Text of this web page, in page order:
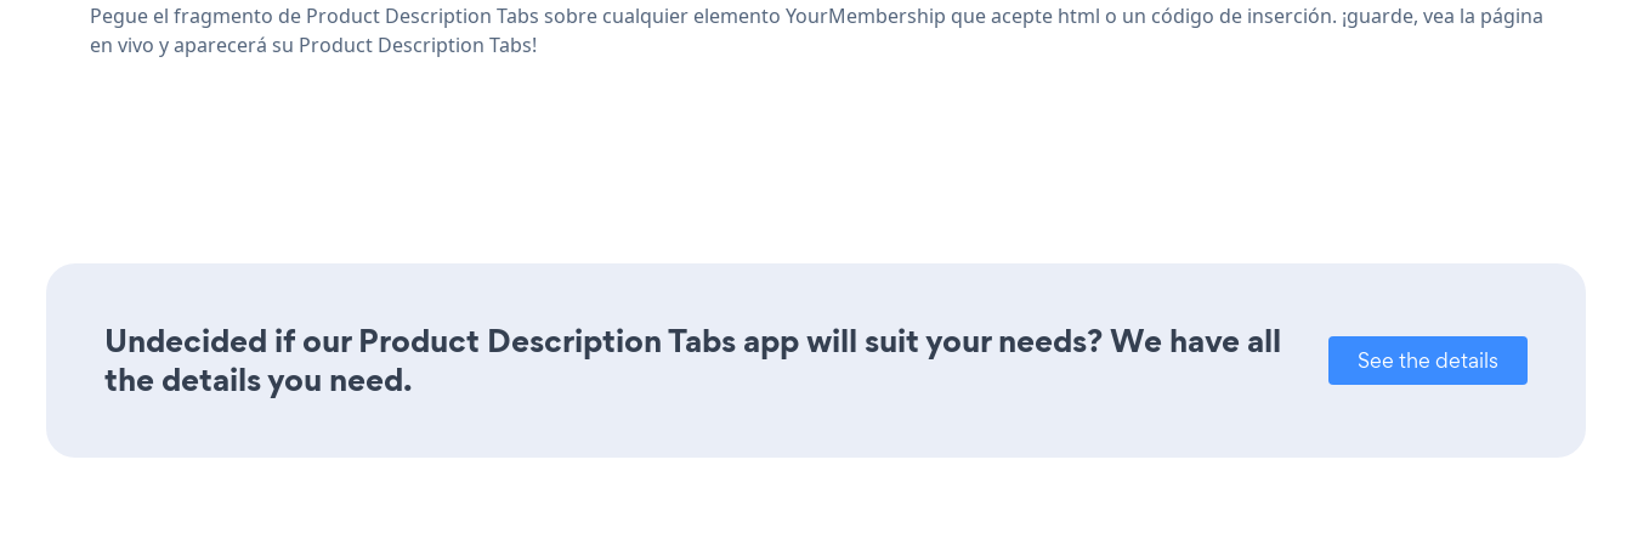
Pegue el fragmento de Product Description Tabs sobre cualquier elemento YourMembership que acepte html o un código de inserción. ¡guarde, vea la página
en vivo y aparecerá su Product Description Tabs!
Undecided if our Product Description Tabs app will suit your needs? We have all
the details you need.
See the details